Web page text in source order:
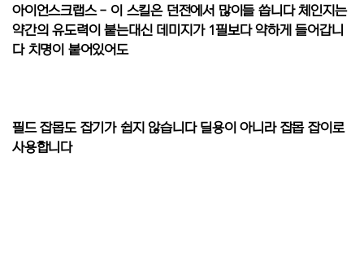
아이언스크랩스 - 이 스킬은 던전에서 많이들 씁니다 체인지는
약간의 유도력이 붙는대신 데미지가 1필보다 약하게 들어갑니
다 치명이 붙어있어도
필드 잡몹도 잡기가 쉽지 않습니다 딜용이 아니라 잡몹 잡이로
사용합니다